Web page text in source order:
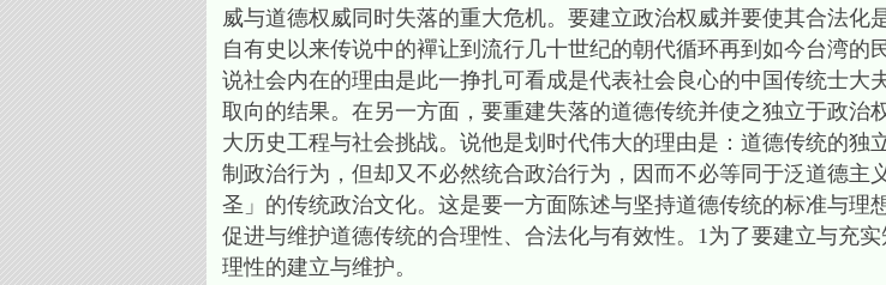
威与道德权威同时失落的重大危机。要建立政治权威并要使其合法化
自有史以来传说中的襌让到流行几十世纪的朝代循环再到如今台湾的
说社会内在的理由是此一挣扎可看成是代表社会良心的中国传统士大
取向的结果。在另一方面，要重建失落的道德传统并使之独立于政治
大历史工程与社会挑战。说他是划时代伟大的理由是：道德传统的独
制政治行为，但却又不必然统合政治行为，因而不必等同于泛道德主
圣」的传统政治文化。这是要一方面陈述与坚持道德传统的标准与理
促进与维护道德传统的合理性、合法化与有效性。1为了要建立与充
理性的建立与维护。